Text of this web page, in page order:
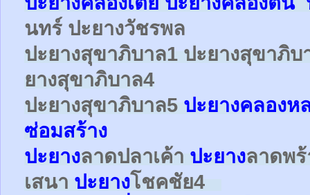
นทร์ ปะยางวัชรพล
ปะยางสุขาภิบาล1 ปะยางสุขาภิบ
ยางสุขาภิบาล4
ปะยางสุขาภิบาล5 ปะยางคลองห
ซ่อมสร้าง
ปะยางลาดปลาเค้า ปะยางลาดพ
เสนา ปะยางโชคชัย4